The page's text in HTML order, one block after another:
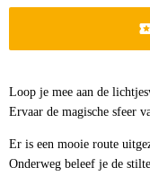
Loop je mee aan de
Ervaar de magische sfeer
Er is een mooie route
Onderweg beleef je de